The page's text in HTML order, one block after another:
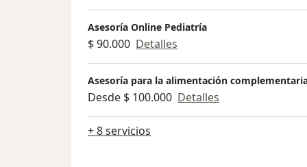
Asesoría Online Pediatría
$ 90.000 Detalles
Asesoría para la alimentación
Desde $ 100.000 Detalles
+ 8 servicios